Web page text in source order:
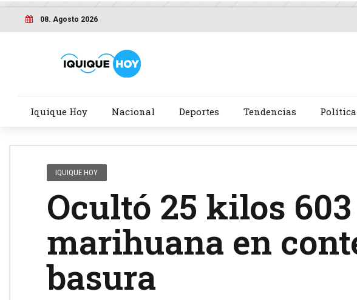
08. Agosto 2026
Iquique Hoy Nacional Deportes Tendencias Política
IQUIQUE HOY
Ocultó 25 kilos
marihuana en
basura